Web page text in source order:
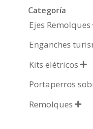
Categoría
Ejes Remolques
Enganches
Kits elétricos 
Portaperros
Remolques 